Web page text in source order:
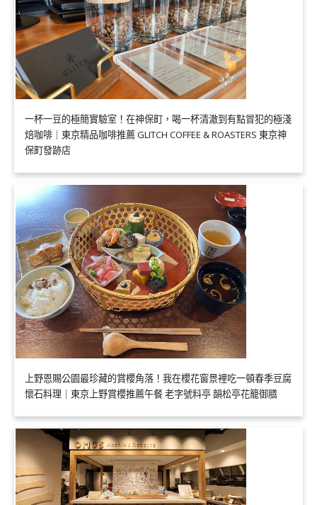
一杯一豆的極簡實驗室！在神保町，喝一杯清澈到有點冒犯的極淺
焙咖啡｜東京精品咖啡推薦 GLITCH COFFEE & ROASTERS 東京神
保町發跡店
上野恩賜公園最珍藏的賞櫻角落！我在櫻花窗景裡吃一頓春季豆腐
懷石料理｜東京上野賞櫻推薦午餐 老字號料亭 韻松亭花籠御膳